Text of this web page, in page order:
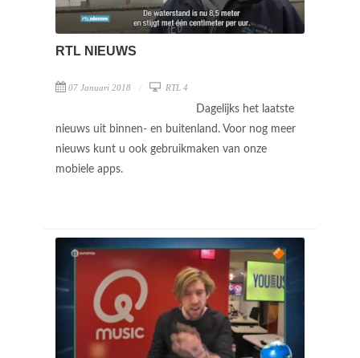
RTL NIEUWS
07 Januari 2018 RTL 4
Dagelijks het laatste
nieuws uit binnen- en buitenland. Voor nog meer
nieuws kunt u ook gebruikmaken van onze
mobiele apps.